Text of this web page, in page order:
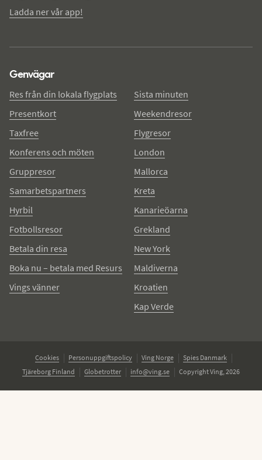
Ladda ner vår app!
Genvägar
Res från din lokala flygplats
Presentkort
Taxfree
Konferens och möten
Gruppresor
Samarbetspartners
Hyrbil
Fotbollsresor
Betala din resa
Boka nu – betala med Resurs
Vings vänner
Sista minuten
Weekendresor
Flygresor
London
Mallorca
Kreta
Kanarieöarna
Grekland
New York
Maldiverna
Kroatien
Kap Verde
Cookies Personuppgiftspolicy Ving Norge
Spies Danmark
Tjäreborg Finland
Globetrotter info@ving.se Copyright Ving, 2026